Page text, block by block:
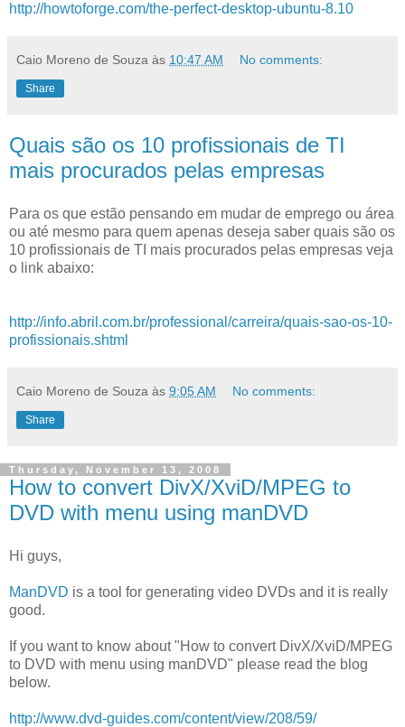
http://howtoforge.com/the-perfect-desktop-ubuntu-8.10
Caio Moreno de Souza às 10:47 AM No comments:
Share
Quais são os 10 profissionais de TI
mais procurados pelas empresas
Para os que estão pensando em mudar de emprego ou área
ou até mesmo para quem apenas deseja saber quais são os
10 profissionais de TI mais procurados pelas empresas veja
o link abaixo:
http://info.abril.com.br/professional/carreira/quais-sao-os-10-
profissionais.shtml
Caio Moreno de Souza às 9:05 AM No comments:
Share
Thursday, November 13, 2008
How to convert DivX/XviD/MPEG to
DVD with menu using manDVD
Hi guys,
ManDVD is a tool for generating video DVDs and it is really
good.
If you want to know about "How to convert DivX/XviD/MPEG
to DVD with menu using manDVD" please read the blog
below.
http://www.dvd-guides.com/content/view/208/59/